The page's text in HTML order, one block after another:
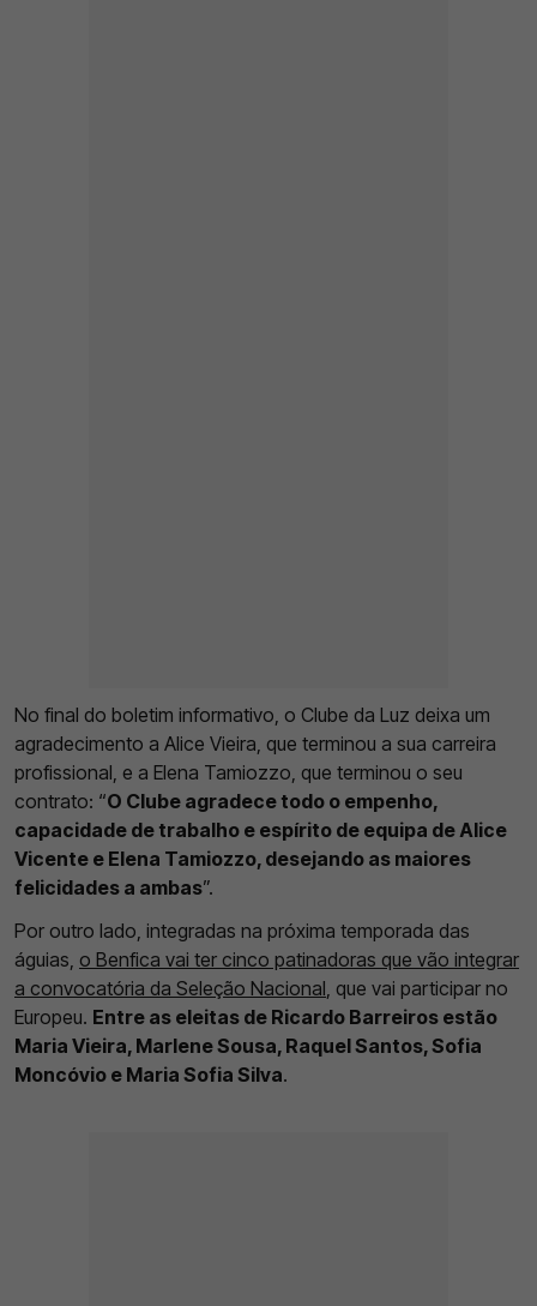
No final do boletim informativo, o Clube da Luz deixa um
agradecimento a Alice Vieira, que terminou a sua carreira
profissional, e a Elena Tamiozzo, que terminou o seu
contrato: “O Clube agradece todo o empenho,
capacidade de trabalho e espírito de equipa de Alice
Vicente e Elena Tamiozzo, desejando as maiores
felicidades a ambas”.
Por outro lado, integradas na próxima temporada das
águias, o Benfica vai ter cinco patinadoras que vão integrar
a convocatória da Seleção Nacional, que vai participar no
Europeu. Entre as eleitas de Ricardo Barreiros estão
Maria Vieira, Marlene Sousa, Raquel Santos, Sofia
Moncóvio e Maria Sofia Silva.